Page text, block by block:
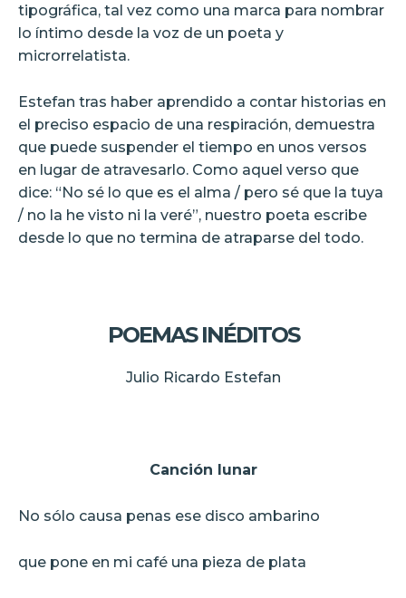
tipográfica, tal vez como una marca para nombrar
lo íntimo desde la voz de un poeta y
microrrelatista.
Estefan tras haber aprendido a contar historias en
el preciso espacio de una respiración, demuestra
que puede suspender el tiempo en unos versos
en lugar de atravesarlo. Como aquel verso que
dice: “No sé lo que es el alma / pero sé que la tuya
/ no la he visto ni la veré”, nuestro poeta escribe
desde lo que no termina de atraparse del todo.
POEMAS INÉDITOS
Julio Ricardo Estefan
Canción lunar
No sólo causa penas ese disco ambarino
que pone en mi café una pieza de plata